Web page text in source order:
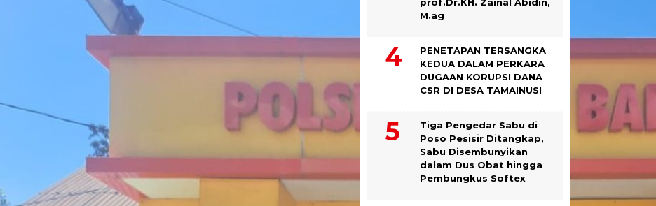
M.ag
PENETAPAN TERSANGKA
KEDUA DALAM PERKARA
DUGAAN KORUPSI DANA
CSR DI DESA TAMAINUSI
Tiga Pengedar Sabu di
Poso Pesisir Ditangkap,
Sabu Disembunyikan
dalam Dus Obat hingga
Pembungkus Softex